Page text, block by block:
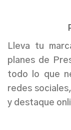
Lleva tu
planes de
todo lo que
redes
y destaque